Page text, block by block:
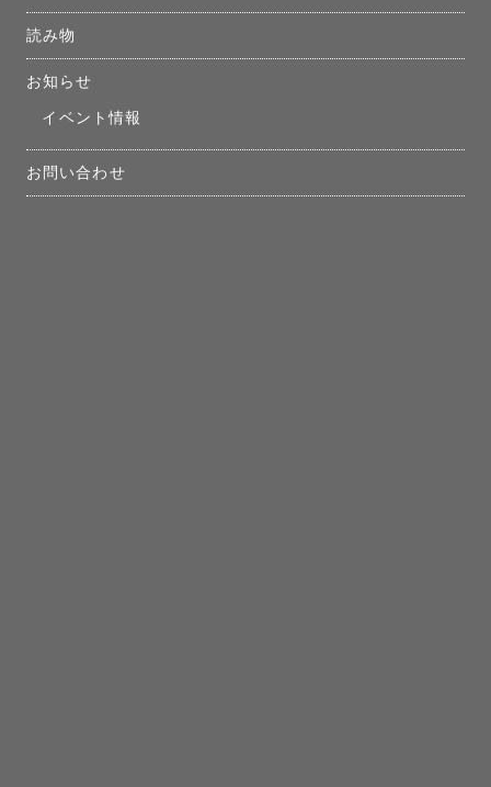
読み物
お知らせ
イベント情報
お問い合わせ